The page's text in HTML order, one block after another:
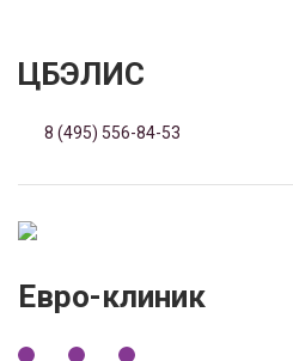
ЦБЭЛИС
8 (495) 556-84-53
Евро-клиник